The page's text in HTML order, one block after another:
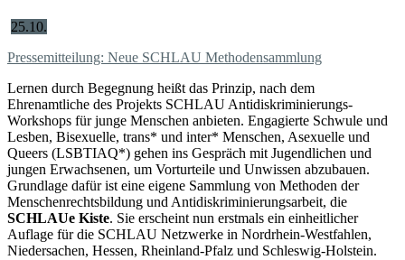
25.10.
Pressemitteilung: Neue SCHLAU Methodensammlung
Lernen durch Begegnung heißt das Prinzip, nach dem
Ehrenamtliche des Projekts SCHLAU Antidiskriminierungs-
Workshops für junge Menschen anbieten. Engagierte Schwule und
Lesben, Bisexuelle, trans* und inter* Menschen, Asexuelle und
Queers (LSBTIAQ*) gehen ins Gespräch mit Jugendlichen und
jungen Erwachsenen, um Vorturteile und Unwissen abzubauen.
Grundlage dafür ist eine eigene Sammlung von Methoden der
Menschenrechtsbildung und Antidiskriminierungsarbeit, die
SCHLAUe Kiste. Sie erscheint nun erstmals ein einheitlicher
Auflage für die SCHLAU Netzwerke in Nordrhein-Westfahlen,
Niedersachen, Hessen, Rheinland-Pfalz und Schleswig-Holstein.